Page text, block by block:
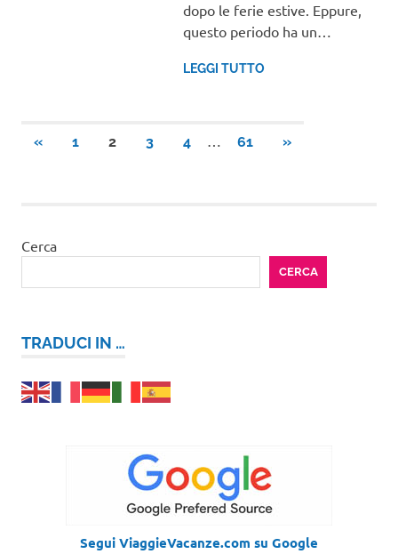
dopo le ferie estive. Eppure,
questo periodo ha un…
LEGGI TUTTO
Paginazione
«ARTICOLI
1 2 3 4 … 61
ARTICOLI
»
Cerca
CERCA
TRADUCI IN …
Segui ViaggieVacanze.com su Google